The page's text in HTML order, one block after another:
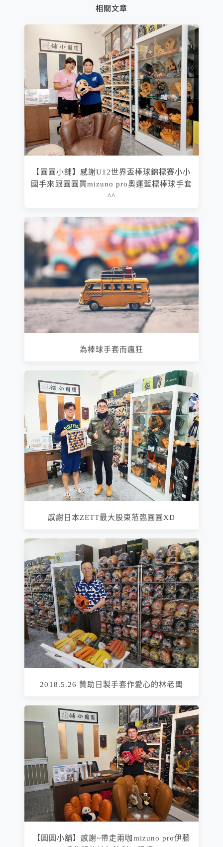
相關文章
【圓圓小舖】感謝U12世界盃棒球錦標賽小小
國手來跟圓圓買mizuno pro奧運藍標棒球手套
^^
為棒球手套而瘋狂
感謝日本ZETT最大股東蒞臨圓圓XD
2018.5.26 贊助日製手套作愛心的林老闆
【圓圓小舖】感謝~帶走兩咖mizuno pro伊藤